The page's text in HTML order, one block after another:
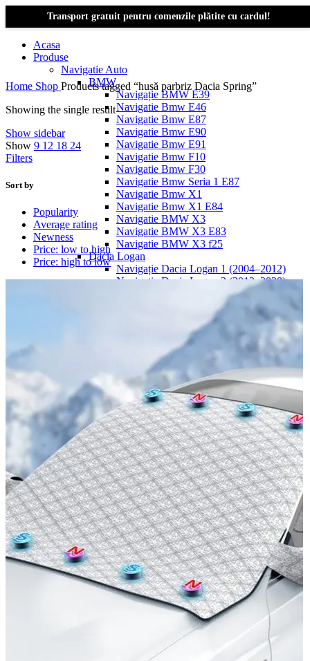
Transport gratuit pentru comenzile plătite cu cardul!
Acasa
Produse
Navigatie Auto
BMW
Navigație BMW E39
Navigatie Bmw E46
Navigatie Bmw E87
Navigatie Bmw E90
Navigatie Bmw E91
Navigatie Bmw F10
Navigatie Bmw F30
Navigatie Bmw Seria 1 E87
Navigatie Bmw X1
Navigatie Bmw X1 E84
Navigatie BMW X3
Navigatie BMW X3 E83
Navigatie BMW X3 f25
Dacia Logan
Navigație Dacia Logan 1 (2004–2012)
Navigație Dacia Logan 2 (2012–2020)
Navigație Dacia Logan 3 (2020–Prezent)
Navigatie Duster 2011
Navigatie Duster 2019
Navigatie Audi A3 8p
Navigatie Audi A4
Navigatie Audi A4 B6
Navigatie Audi A4 B7
Navigatie Audi A4 B8
Navigatie Audi A5
Navigatie Audi A6 C5
Navigatie Audi A6 C6
Navigatie Audi A6 C7
Navigatie Audi Q5
Ford
Navigație Ford Fiesta
Navigație Ford Focus 1
Navigație Ford Focus 2
Navigație Ford Focus MK3
Navigație Ford Mondeo MK3
Navigație Ford Mondeo MK4
Navigație Ford Transit
Mercedes
Navigație Mercedes C Class W203
Navigație Mercedes C Class W204
Navigație Mercedes W203
Navigație Mercedes W204
Navigație Mercedes W211
Navigație Mercedes Sprinter
Home Shop Products tagged “husă parbriz Dacia Spring”
Showing the single result
Show sidebar
Show 9 12 18 24
Filters
Sort by
Popularity
Average rating
Newness
Price: low to high
Price: high to low